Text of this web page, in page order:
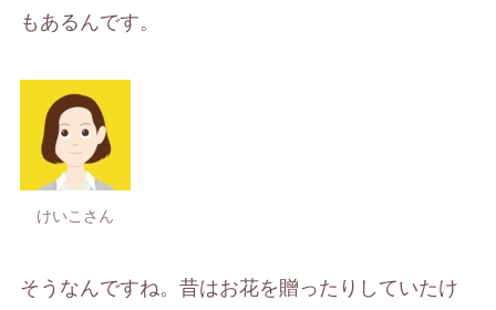
もあるんです。
けいこさん
そうなんですね。昔はお花を贈ったりしていたけ